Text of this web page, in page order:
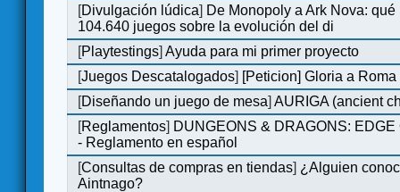
[Divulgación lúdica] De Monopoly a Ark Nova:
104.640 juegos sobre la evolución del di
[Playtestings]Ayuda para mi primer proyecto
[Juegos Descatalogados] [Peticion] Gloria a Roma
[Diseñando un juego de mesa]AURIGA (ancient
[Reglamentos] DUNGEONS & DRAGONS:
- Reglamento en español
[Consultas de compras en tiendas] ¿Alguien
Aintnago?